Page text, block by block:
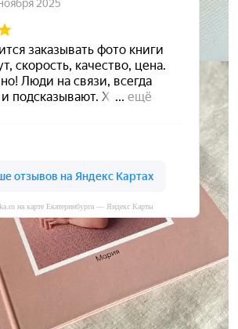
на карте Екатеринбурга — Яндекс Карты
ваши воспоминания
вам в этом поможем